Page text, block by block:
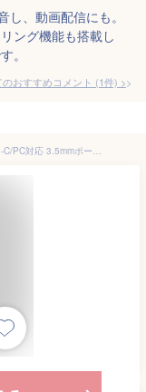
、動画配信にも。
ング機能も搭載し
。
おすすめコメント (1件) >
ワイヤレスピンマイク スマホ/iPhone/iPad/Type-C/PC対応 3.5mmポート付き ノイズ除去 360°全方位集音 プラグ&プレイ APP不要 Bluetooth不要 7時間連続稼働 超小型 軽量クリップ式 動画撮影/生配信/Vlog/会議など多用途